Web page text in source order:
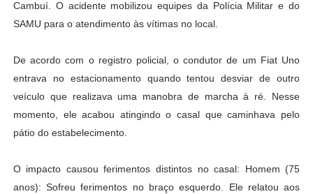
Cambuí. O acidente mobilizou equipes da Polícia Militar e do
SAMU para o atendimento às vítimas no local.
De acordo com o registro policial, o condutor de um Fiat Uno
entrava no estacionamento quando tentou desviar de outro
veículo que realizava uma manobra de marcha à ré. Nesse
momento, ele acabou atingindo o casal que caminhava pelo
pátio do estabelecimento.
O impacto causou ferimentos distintos no casal: Homem (75
anos): Sofreu ferimentos no braço esquerdo. Ele relatou aos